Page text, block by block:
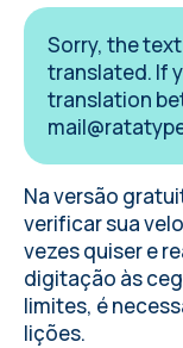
Sorry, the
translated. If
translation
Na versão
verificar sua
vezes quiser e
digitação às
limites, é
lições.